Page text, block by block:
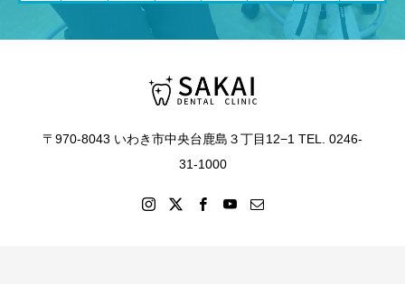
〒970-8043 いわき市中央台鹿島３丁目12−1 TEL. 0246-
31-1000